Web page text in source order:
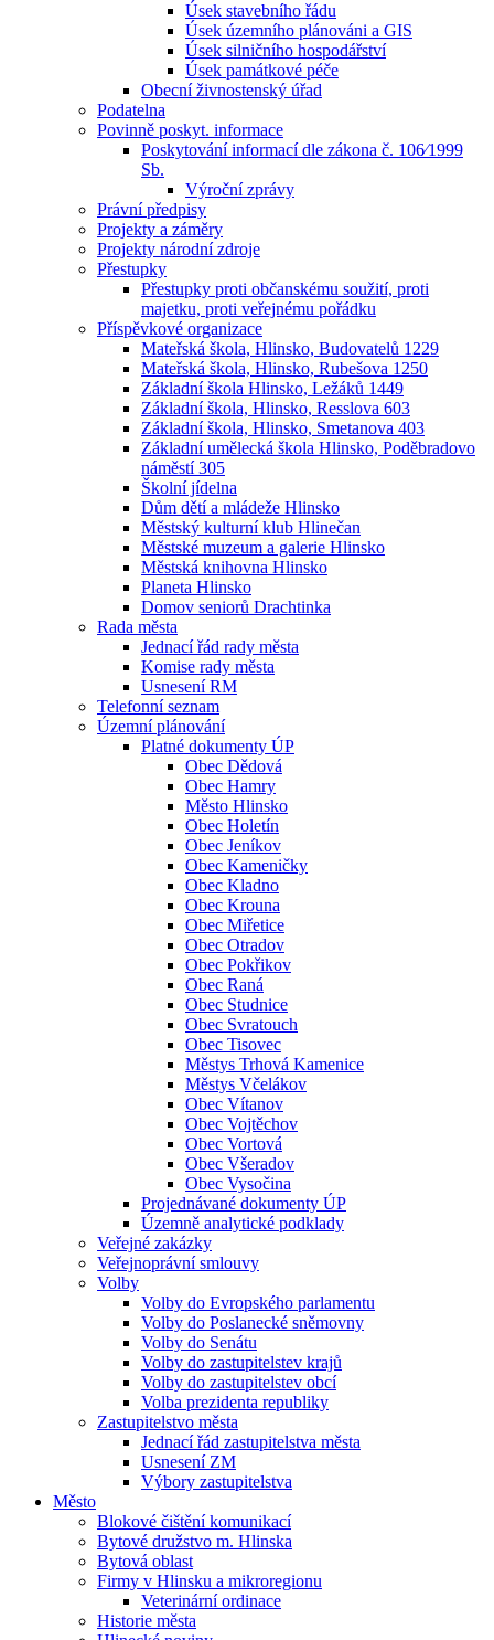
Úsek stavebního řádu
Úsek územního plánováni a GIS
Úsek silničního hospodářství
Úsek památkové péče
Obecní živnostenský úřad
Podatelna
Povinně poskyt. informace
Poskytování informací dle zákona č. 106⁄1999
Sb.
Výroční zprávy
Právní předpisy
Projekty a záměry
Projekty národní zdroje
Přestupky
Přestupky proti občanskému soužití, proti
majetku, proti veřejnému pořádku
Příspěvkové organizace
Mateřská škola, Hlinsko, Budovatelů 1229
Mateřská škola, Hlinsko, Rubešova 1250
Základní škola Hlinsko, Ležáků 1449
Základní škola, Hlinsko, Resslova 603
Základní škola, Hlinsko, Smetanova 403
Základní umělecká škola Hlinsko, Poděbradovo
náměstí 305
Školní jídelna
Dům dětí a mládeže Hlinsko
Městský kulturní klub Hlinečan
Městské muzeum a galerie Hlinsko
Městská knihovna Hlinsko
Planeta Hlinsko
Domov seniorů Drachtinka
Rada města
Jednací řád rady města
Komise rady města
Usnesení RM
Telefonní seznam
Územní plánování
Platné dokumenty ÚP
Obec Dědová
Obec Hamry
Město Hlinsko
Obec Holetín
Obec Jeníkov
Obec Kameničky
Obec Kladno
Obec Krouna
Obec Miřetice
Obec Otradov
Obec Pokřikov
Obec Raná
Obec Studnice
Obec Svratouch
Obec Tisovec
Městys Trhová Kamenice
Městys Včelákov
Obec Vítanov
Obec Vojtěchov
Obec Vortová
Obec Všeradov
Obec Vysočina
Projednávané dokumenty ÚP
Územně analytické podklady
Veřejné zakázky
Veřejnoprávní smlouvy
Volby
Volby do Evropského parlamentu
Volby do Poslanecké sněmovny
Volby do Senátu
Volby do zastupitelstev krajů
Volby do zastupitelstev obcí
Volba prezidenta republiky
Zastupitelstvo města
Jednací řád zastupitelstva města
Usnesení ZM
Výbory zastupitelstva
Město
Blokové čištění komunikací
Bytové družstvo m. Hlinska
Bytová oblast
Firmy v Hlinsku a mikroregionu
Veterinární ordinace
Historie města